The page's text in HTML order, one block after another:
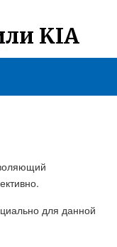
KIA
для данной